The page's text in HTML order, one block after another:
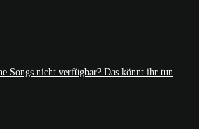
Songs nicht verfügbar? Das könnt ihr tun